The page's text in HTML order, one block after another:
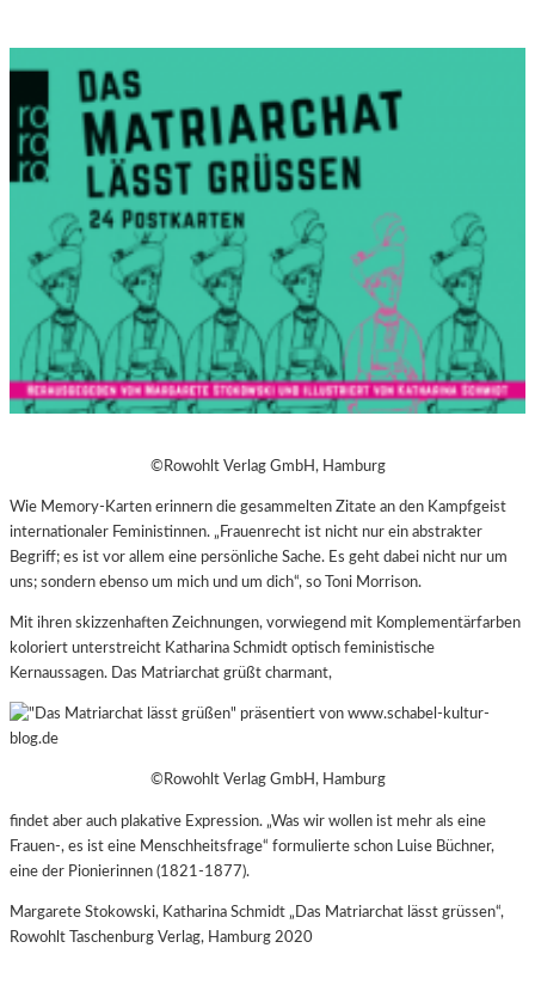
©Rowohlt Verlag GmbH, Hamburg
Wie Memory-Karten erinnern die gesammelten Zitate an den Kampfgeist
internationaler Feministinnen. „Frauenrecht ist nicht nur ein abstrakter
Begriff; es ist vor allem eine persönliche Sache. Es geht dabei nicht nur um
uns; sondern ebenso um mich und um dich“, so Toni Morrison.
Mit ihren skizzenhaften Zeichnungen, vorwiegend mit Komplementärfarben
koloriert unterstreicht Katharina Schmidt optisch feministische
Kernaussagen. Das Matriarchat grüßt charmant,
©Rowohlt Verlag GmbH, Hamburg
findet aber auch plakative Expression. „Was wir wollen ist mehr als eine
Frauen-, es ist eine Menschheitsfrage“ formulierte schon Luise Büchner,
eine der Pionierinnen (1821-1877).
Margarete Stokowski, Katharina Schmidt „Das Matriarchat lässt grüssen“,
Rowohlt Taschenburg Verlag, Hamburg 2020